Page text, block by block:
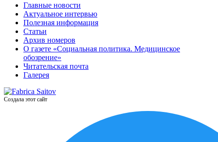
Главные новости
Актуальное интервью
Полезная информация
Статьи
Архив номеров
О газете «Социальная политика. Медицинское
обозрение»
Читательская почта
Галерея
Создала этот сайт